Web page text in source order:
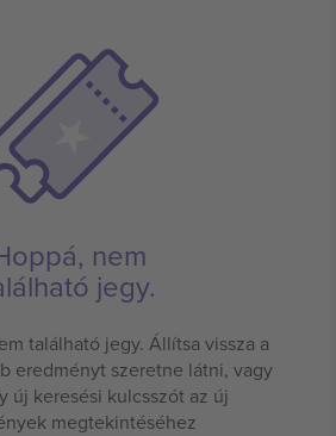
nem
jegy.
található jegy. Állítsa vissza a
eredményt szeretne látni, vagy
új keresési kulcsszót az új
megtekintéséhez